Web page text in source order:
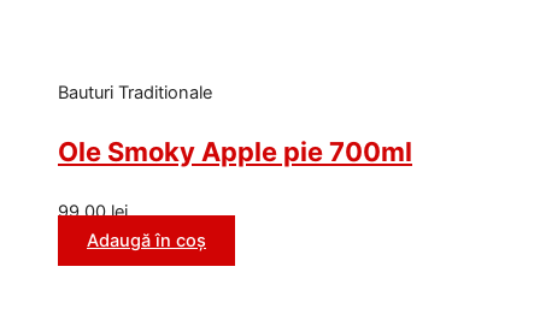
Bauturi Traditionale
Ole Smoky Apple pie 700ml
99,00lei
Adaugă în coș